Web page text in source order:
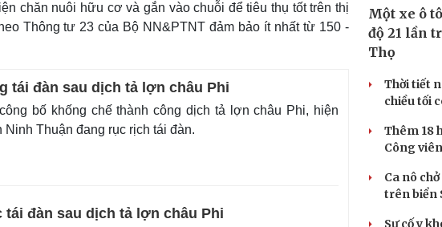
chăn nuôi hữu cơ và gắn vào chuỗi để tiêu thụ tốt trên thị
Thông tư 23 của Bộ NN&PTNT đảm bảo ít nhất từ 150 -
tái đàn sau dịch tả lợn châu Phi
bố khống chế thành công dịch tả lợn châu Phi, hiện
Thuận đang rục rịch tái đàn.
đàn sau dịch tả lợn châu Phi
Một xe ô
độ 21 lần
Thọ
Thời tiết
chiều tối
Thêm 18
Công
Ca nô
trên biển
Sự cố y